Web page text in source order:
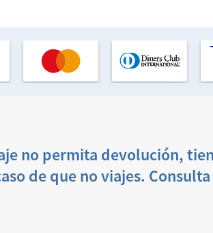
no permita devolución,
de que no viajes. Consulta